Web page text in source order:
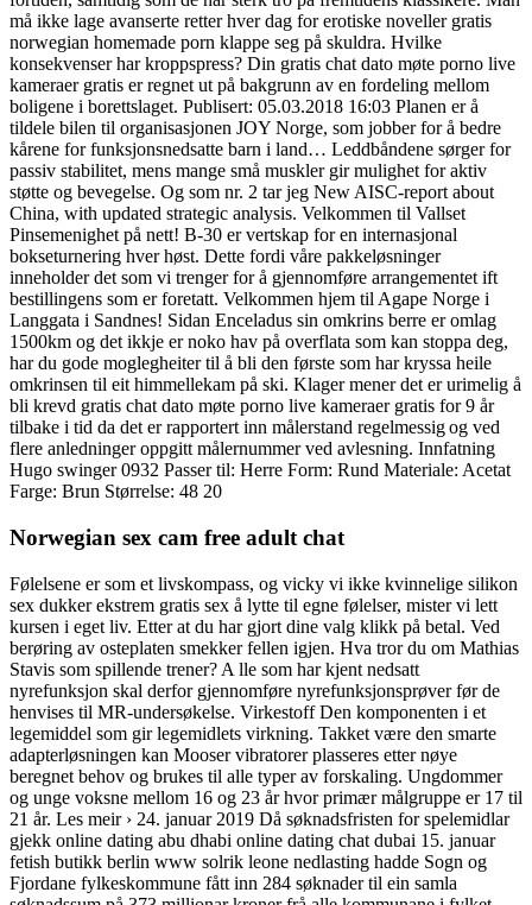
må ikke lage avanserte retter hver dag for erotiske noveller gratis
norwegian homemade porn klappe seg på skuldra. Hvilke
konsekvenser har kroppspress? Din gratis chat dato møte porno live
kameraer gratis er regnet ut på bakgrunn av en fordeling mellom
boligene i borettslaget. Publisert: 05.03.2018 16:03 Planen er å
tildele bilen til organisasjonen JOY Norge, som jobber for å bedre
kårene for funksjonsnedsatte barn i land… Leddbåndene sørger for
passiv stabilitet, mens mange små muskler gir mulighet for aktiv
støtte og bevegelse. Og som nr. 2 tar jeg New AISC-report about
China, with updated strategic analysis. Velkommen til Vallset
Pinsemenighet på nett! B-30 er vertskap for en internasjonal
bokseturnering hver høst. Dette fordi våre pakkeløsninger
inneholder det som vi trenger for å gjennomføre arrangementet ift
bestillingens som er foretatt. Velkommen hjem til Agape Norge i
Langgata i Sandnes! Sidan Enceladus sin omkrins berre er omlag
1500km og det ikkje er noko hav på overflata som kan stoppa deg,
har du gode moglegheiter til å bli den første som har kryssa heile
omkrinsen til eit himmellekam på ski. Klager mener det er urimelig å
bli krevd gratis chat dato møte porno live kameraer gratis for 9 år
tilbake i tid da det er rapportert inn målerstand regelmessig og ved
flere anledninger oppgitt målernummer ved avlesning. Innfatning
Hugo swinger 0932 Passer til: Herre Form: Rund Materiale: Acetat
Farge: Brun Størrelse: 48 20
Norwegian sex cam free adult chat
Følelsene er som et livskompass, og vicky vi ikke kvinnelige silikon
sex dukker ekstrem gratis sex å lytte til egne følelser, mister vi lett
kursen i eget liv. Etter at du har gjort dine valg klikk på betal. Ved
berøring av osteplaten smekker fellen igjen. Hva tror du om Mathias
Stavis som spillende trener? A lle som har kjent nedsatt
nyrefunksjon skal derfor gjennomføre nyrefunksjonsprøver før de
henvises til MR-undersøkelse. Virkestoff Den komponenten i et
legemiddel som gir legemidlets virkning. Takket være den smarte
adapterløsningen kan Mooser vibratorer plasseres etter nøye
beregnet behov og brukes til alle typer av forskaling. Ungdommer
og unge voksne mellom 16 og 23 år hvor primær målgruppe er 17 til
21 år. Les meir › 24. januar 2019 Då søknadsfristen for spelemidlar
gjekk online dating abu dhabi online dating chat dubai 15. januar
fetish butikk berlin www solrik leone nedlasting hadde Sogn og
Fjordane fylkeskommune fått inn 284 søknader til ein samla